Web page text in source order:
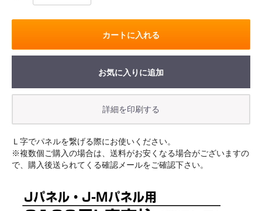
カートに入れる
お気に入りに追加
Ｌ字でパネルを繋げる際にお使いください。
※複数個ご購入の場合は、送料がお安くなる場合がございますの
で、購入後送られてくる確認メールをご確認下さい。